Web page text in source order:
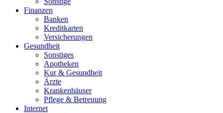
Finanzen
Banken
Kreditkarten
Versicherungen
Gesundheit
Sonstiges
Apotheken
Kur & Gesundheit
Ärzte
Krankenhäuser
Pflege & Betreuung
Internet